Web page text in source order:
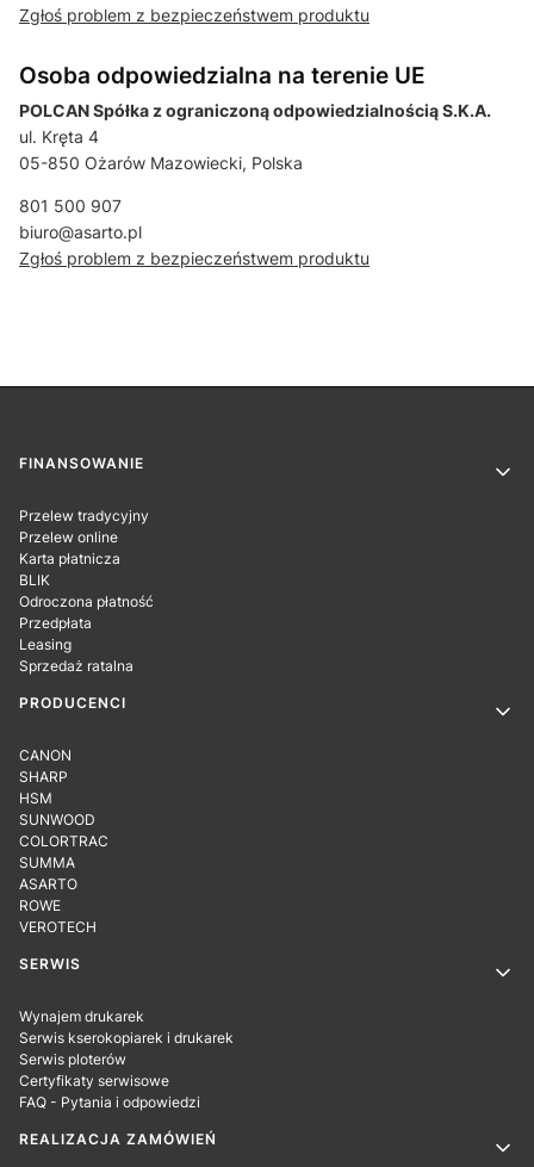
Zgłoś problem z bezpieczeństwem produktu
Osoba odpowiedzialna na terenie UE
POLCAN Spółka z ograniczoną odpowiedzialnością S.K.A.
ul. Kręta 4
05-850 Ożarów Mazowiecki, Polska
801 500 907
biuro@asarto.pl
Zgłoś problem z bezpieczeństwem produktu
Linki w stopce
FINANSOWANIE
Przelew tradycyjny
Przelew online
Karta płatnicza
BLIK
Odroczona płatność
Przedpłata
Leasing
Sprzedaż ratalna
PRODUCENCI
CANON
SHARP
HSM
SUNWOOD
COLORTRAC
SUMMA
ASARTO
ROWE
VEROTECH
SERWIS
Wynajem drukarek
Serwis kserokopiarek i drukarek
Serwis ploterów
Certyfikaty serwisowe
FAQ - Pytania i odpowiedzi
REALIZACJA ZAMÓWIEŃ